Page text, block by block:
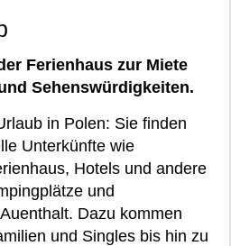
Ferienhaus zur Miete
Sehenswürdigkeiten.
in Polen: Sie finden
Unterkünfte wie
Hotels und andere
und
Dazu kommen
und Singles bis hin zu